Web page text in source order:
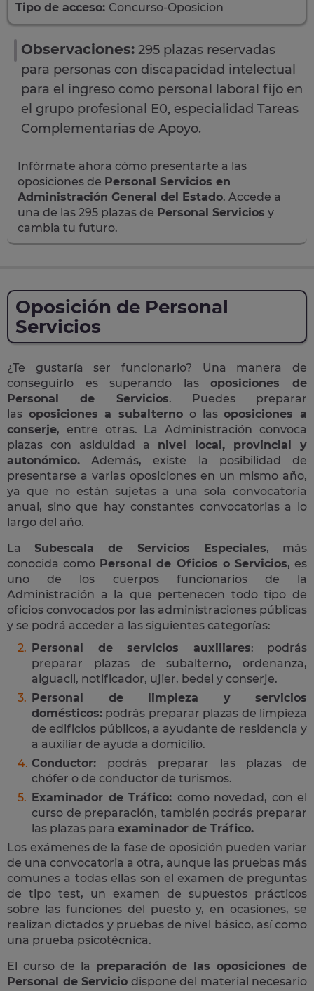
Tipo de acceso: Concurso-Oposicion
Observaciones: 295 plazas reservadas
para personas con discapacidad intelectual
para el ingreso como personal laboral fijo en
el grupo profesional E0, especialidad Tareas
Complementarias de Apoyo.
Infórmate ahora cómo presentarte a las
oposiciones de Personal Servicios en
Administración General del Estado. Accede a
una de las 295 plazas de Personal Servicios y
cambia tu futuro.
Oposición de Personal
Servicios
¿Te gustaría ser funcionario? Una manera de
conseguirlo es superando lasoposiciones de
Personal de Servicios. Puedes preparar
las oposiciones a subalterno o lasoposiciones a
conserje, entre otras. La Administración convoca
plazas con asiduidad a nivel local, provincial y
autonómico. Además, existe la posibilidad de
presentarse a varias oposiciones en un mismo año,
ya que no están sujetas a una sola convocatoria
anual, sino que hay constantes convocatorias a lo
largo del año.
LaSubescala de Servicios Especiales, más
conocida como Personal de Oficios o Servicios, es
uno de los cuerpos funcionarios de la
Administración a la que pertenecen todo tipo de
oficios convocados por las administraciones públicas
y se podrá acceder a las siguientes categorías:
Personal de servicios auxiliares: podrás
preparar plazas de subalterno, ordenanza,
alguacil, notificador, ujier, bedel y conserje.
Personal de limpieza y servicios
domésticos: podrás preparar plazas de limpieza
de edificios públicos, a ayudante de residencia y
a auxiliar de ayuda a domicilio.
Conductor: podrás preparar las plazas de
chófer o de conductor de turismos.
Examinador de Tráfico: como novedad, con el
curso de preparación, también podrás preparar
las plazas para examinador de Tráfico.
Los exámenes de la fase de oposición pueden variar
de una convocatoria a otra, aunque las pruebas más
comunes a todas ellas son el examen de preguntas
de tipo test, un examen de supuestos prácticos
sobre las funciones del puesto y, en ocasiones, se
realizan dictados y pruebas de nivel básico, así como
una prueba psicotécnica.
El curso de la preparación de las oposiciones de
Personal de Servicio dispone del material necesario